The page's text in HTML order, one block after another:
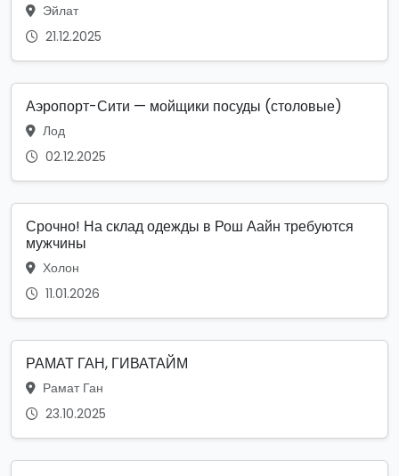
Эйлат
21.12.2025
Аэропорт-Сити — мойщики посуды (столовые)
Лод
02.12.2025
Срочно! На склад одежды в Рош Аайн требуются
мужчины
Холон
11.01.2026
РАМАТ ГАН, ГИВАТАЙМ
Рамат Ган
23.10.2025